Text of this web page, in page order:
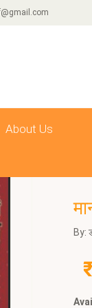
About Us
By: